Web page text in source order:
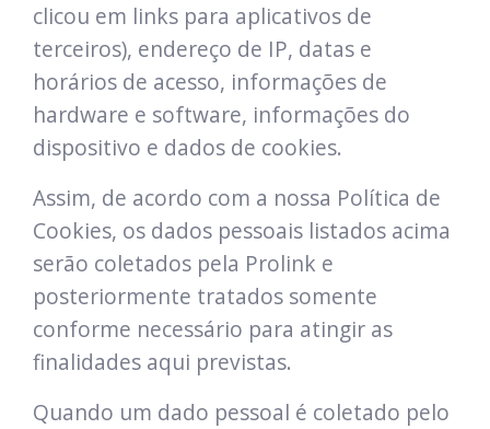
clicou em links para aplicativos de
terceiros), endereço de IP, datas e
horários de acesso, informações de
hardware e software, informações do
dispositivo e dados de cookies.
Assim, de acordo com a nossa Política de
Cookies, os dados pessoais listados acima
serão coletados pela Prolink e
posteriormente tratados somente
conforme necessário para atingir as
finalidades aqui previstas.
Quando um dado pessoal é coletado pelo